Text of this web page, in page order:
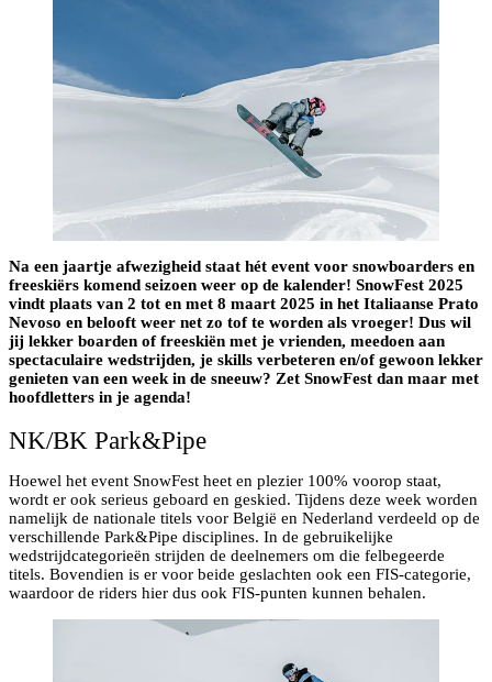
Na een jaartje afwezigheid staat hét event voor snowboarders en
freeskiërs komend seizoen weer op de kalender! SnowFest 2025
vindt plaats van 2 tot en met 8 maart 2025 in het Italiaanse Prato
Nevoso en belooft weer net zo tof te worden als vroeger! Dus wil
jij lekker boarden of freeskiën met je vrienden, meedoen aan
spectaculaire wedstrijden, je skills verbeteren en/of gewoon lekker
genieten van een week in de sneeuw? Zet SnowFest dan maar met
hoofdletters in je agenda!
NK/BK Park&Pipe
Hoewel het event SnowFest heet en plezier 100% voorop staat,
wordt er ook serieus geboard en geskied. Tijdens deze week worden
namelijk de nationale titels voor België en Nederland verdeeld op de
verschillende Park&Pipe disciplines. In de gebruikelijke
wedstrijdcategorieën strijden de deelnemers om die felbegeerde
titels. Bovendien is er voor beide geslachten ook een FIS-categorie,
waardoor de riders hier dus ook FIS-punten kunnen behalen.